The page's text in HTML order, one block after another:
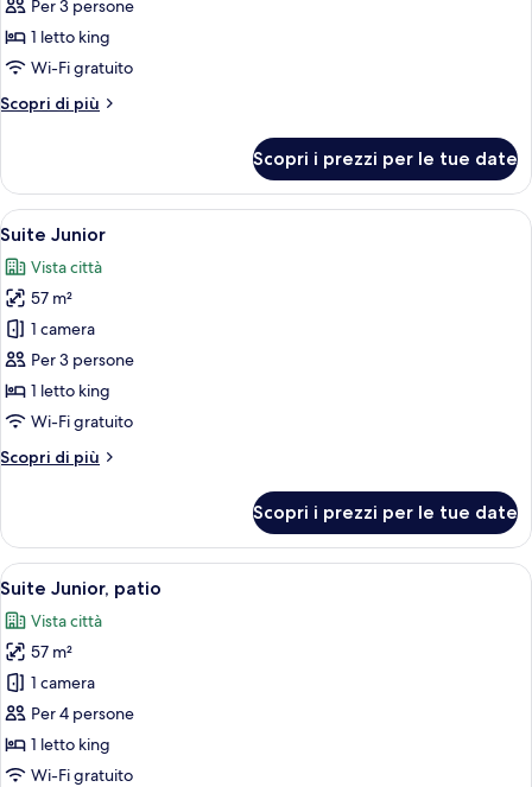
Deluxe,
balcone
Per 3 persone
1 letto king
Wi-Fi gratuito
Scopri di più
Altri
Deluxe,
balcone
Scopri i prezzi per le tue date
Apri
tutte
le
foto
per
Suite
Junior
Un soggiorno elegante con divano,
5
Suite Junior
Vista città
57 m²
1 camera
Per 3 persone
1 letto king
Wi-Fi gratuito
Scopri di più
Altri
Junior
Scopri i prezzi per le tue date
Apri
tutte
le
foto
per
Suite
Junior,
patio
Una camera d'albergo con un letto
7
Suite Junior, patio
Vista città
57 m²
1 camera
Per 4 persone
1 letto king
Wi-Fi gratuito